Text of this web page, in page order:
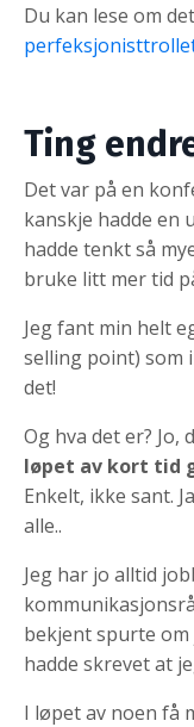
Du kan lese om
Ting
Det var på en
kanskje hadde en
hadde tenkt så
bruke litt mer tid
Jeg fant min helt
selling point) som
det!
Og hva det er? Jo,
løpet av kort tid
Enkelt, ikke sant.
alle..
Jeg har jo alltid
bekjent spurte om
hadde skrevet at
I løpet av noen få